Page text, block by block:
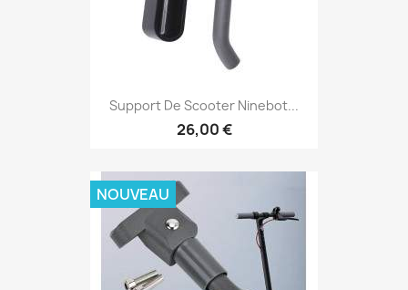
Support De Scooter Ninebot...
26,00 €
NOUVEAU